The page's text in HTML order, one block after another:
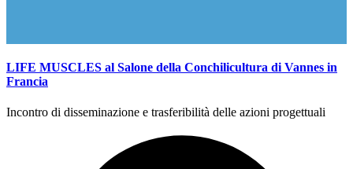
LIFE MUSCLES al Salone della Conchilicultura di Vannes in
Francia
Incontro di disseminazione e trasferibilità delle azioni progettuali